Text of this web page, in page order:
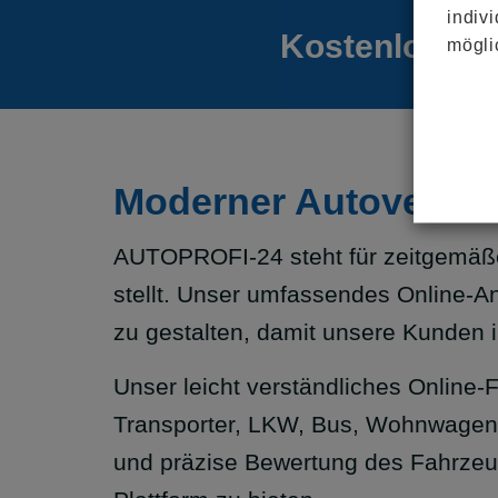
Kostenloses
Moderner
AUTOPROFI-24 steht für
stellt. Unser umfassendes Online-
zu gestalten, damit unsere
Unser leicht verständliches Online-
Transporter, LKW, Bus,
und präzise Bewertung des